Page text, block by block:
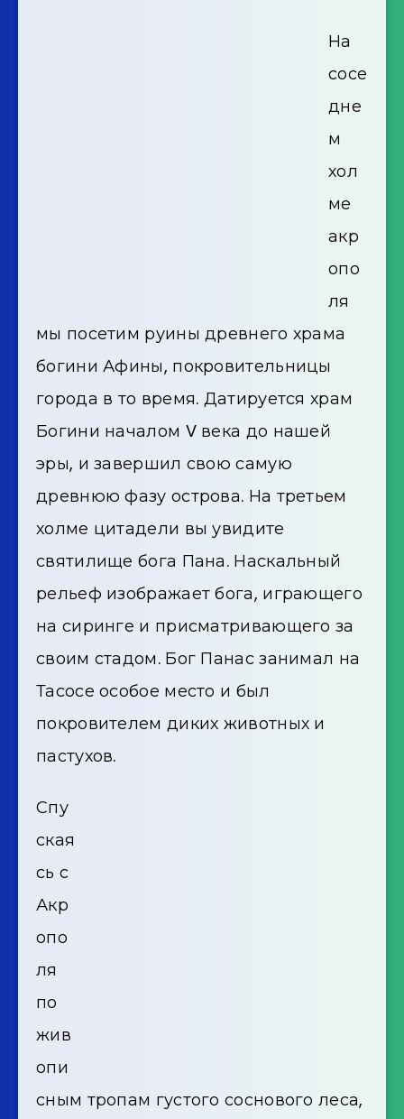
На
сосе
дне
м
хол
ме
акр
опо
ля
мы посетим руины древнего храма
богини Афины, покровительницы
города в то время. Датируется храм
Богини началом V века до нашей
эры, и завершил свою самую
древнюю фазу острова. На третьем
холме цитадели вы увидите
святилище бога Пана. Наскальный
рельеф изображает бога, играющего
на сиринге и присматривающего за
своим стадом. Бог Панас занимал на
Тасосе особое место и был
покровителем диких животных и
пастухов.
Спу
ская
сь с
Акр
опо
ля
по
жив
опи
сным тропам густого соснового леса,